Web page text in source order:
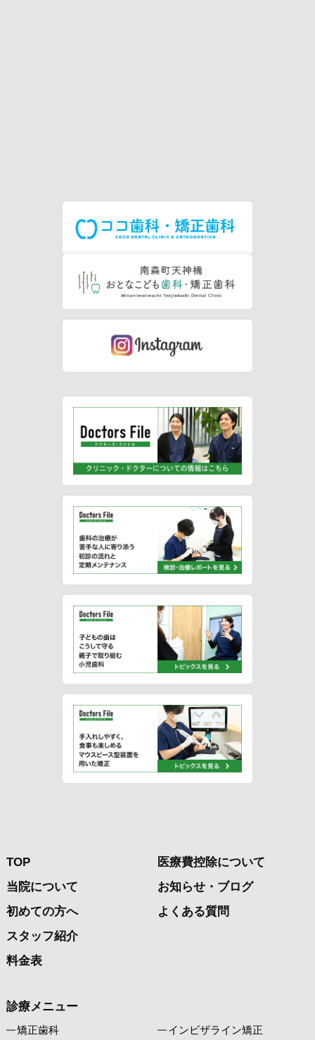
TOP
当院について
初めての方へ
スタッフ紹介
料金表
診療メニュー
矯正歯科 インビザライン矯正
医療費控除について
お知らせ・ブログ
よくある質問